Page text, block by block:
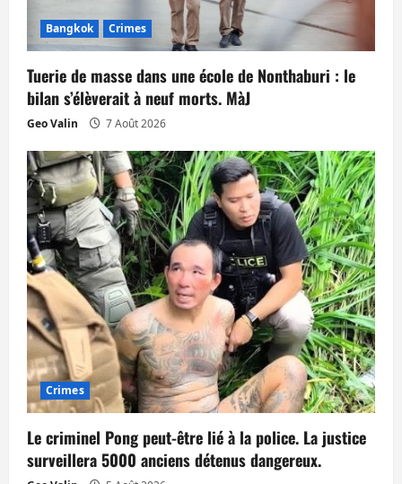
a
r
t
i
c
l
e
Bangkok Crimes
Tuerie de masse dans une école de Nonthaburi : le
bilan s’élèverait à neuf morts. MàJ
Geo Valin 7 Août 2026
Crimes
Le criminel Pong peut-être lié à la police. La justice
surveillera 5000 anciens détenus dangereux.